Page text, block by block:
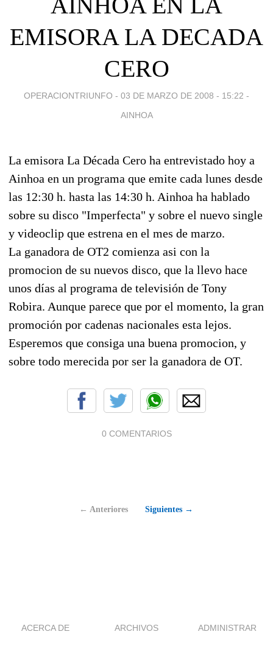
EMISORA LA DECADA
CERO
OPERACIONTRIUNFO - 03 DE MARZO DE 2008 - 15:22 -
AINHOA
La emisora La Década Cero ha entrevistado hoy a
Ainhoa en un programa que emite cada lunes desde
las 12:30 h. hasta las 14:30 h. Ainhoa ha hablado
sobre su disco "Imperfecta" y sobre el nuevo single
y videoclip que estrena en el mes de marzo.
La ganadora de OT2 comienza asi con la
promocion de su nuevos disco, que la llevo hace
unos días al programa de televisión de Tony
Robira. Aunque parece que por el momento, la gran
promoción por cadenas nacionales esta lejos.
Esperemos que consiga una buena promocion, y
sobre todo merecida por ser la ganadora de OT.
0 COMENTARIOS
← Anteriores Siguientes →
ACERCA DE ARCHIVOS ADMINISTRAR